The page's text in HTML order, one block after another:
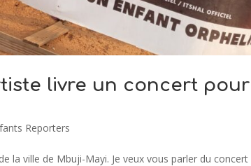
livre un concert
Reporters
la ville de Mbuji-Mayi. Je veux vous parler du